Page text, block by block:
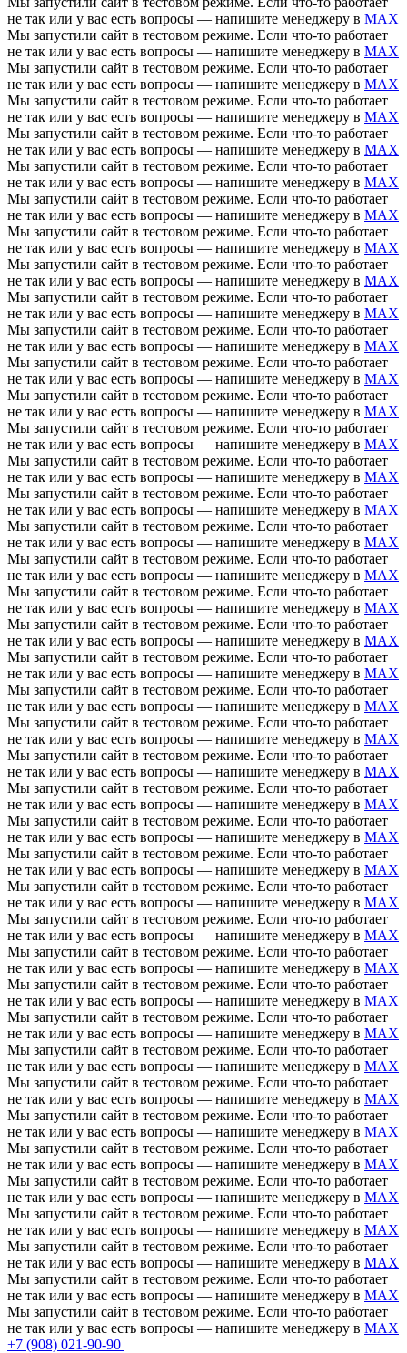
не так или у вас есть вопросы — напишите менеджеру в MAX
Мы запустили сайт в тестовом режиме. Если что-то работает
не так или у вас есть вопросы — напишите менеджеру в MAX
Мы запустили сайт в тестовом режиме. Если что-то работает
не так или у вас есть вопросы — напишите менеджеру в MAX
Мы запустили сайт в тестовом режиме. Если что-то работает
не так или у вас есть вопросы — напишите менеджеру в MAX
Мы запустили сайт в тестовом режиме. Если что-то работает
не так или у вас есть вопросы — напишите менеджеру в MAX
Мы запустили сайт в тестовом режиме. Если что-то работает
не так или у вас есть вопросы — напишите менеджеру в MAX
Мы запустили сайт в тестовом режиме. Если что-то работает
не так или у вас есть вопросы — напишите менеджеру в MAX
Мы запустили сайт в тестовом режиме. Если что-то работает
не так или у вас есть вопросы — напишите менеджеру в MAX
Мы запустили сайт в тестовом режиме. Если что-то работает
не так или у вас есть вопросы — напишите менеджеру в MAX
Мы запустили сайт в тестовом режиме. Если что-то работает
не так или у вас есть вопросы — напишите менеджеру в MAX
Мы запустили сайт в тестовом режиме. Если что-то работает
не так или у вас есть вопросы — напишите менеджеру в MAX
Мы запустили сайт в тестовом режиме. Если что-то работает
не так или у вас есть вопросы — напишите менеджеру в MAX
Мы запустили сайт в тестовом режиме. Если что-то работает
не так или у вас есть вопросы — напишите менеджеру в MAX
Мы запустили сайт в тестовом режиме. Если что-то работает
не так или у вас есть вопросы — напишите менеджеру в MAX
Мы запустили сайт в тестовом режиме. Если что-то работает
не так или у вас есть вопросы — напишите менеджеру в MAX
Мы запустили сайт в тестовом режиме. Если что-то работает
не так или у вас есть вопросы — напишите менеджеру в MAX
Мы запустили сайт в тестовом режиме. Если что-то работает
не так или у вас есть вопросы — напишите менеджеру в MAX
Мы запустили сайт в тестовом режиме. Если что-то работает
не так или у вас есть вопросы — напишите менеджеру в MAX
Мы запустили сайт в тестовом режиме. Если что-то работает
не так или у вас есть вопросы — напишите менеджеру в MAX
Мы запустили сайт в тестовом режиме. Если что-то работает
не так или у вас есть вопросы — напишите менеджеру в MAX
Мы запустили сайт в тестовом режиме. Если что-то работает
не так или у вас есть вопросы — напишите менеджеру в MAX
Мы запустили сайт в тестовом режиме. Если что-то работает
не так или у вас есть вопросы — напишите менеджеру в MAX
Мы запустили сайт в тестовом режиме. Если что-то работает
не так или у вас есть вопросы — напишите менеджеру в MAX
Мы запустили сайт в тестовом режиме. Если что-то работает
не так или у вас есть вопросы — напишите менеджеру в MAX
Мы запустили сайт в тестовом режиме. Если что-то работает
не так или у вас есть вопросы — напишите менеджеру в MAX
Мы запустили сайт в тестовом режиме. Если что-то работает
не так или у вас есть вопросы — напишите менеджеру в MAX
Мы запустили сайт в тестовом режиме. Если что-то работает
не так или у вас есть вопросы — напишите менеджеру в MAX
Мы запустили сайт в тестовом режиме. Если что-то работает
не так или у вас есть вопросы — напишите менеджеру в MAX
Мы запустили сайт в тестовом режиме. Если что-то работает
не так или у вас есть вопросы — напишите менеджеру в MAX
Мы запустили сайт в тестовом режиме. Если что-то работает
не так или у вас есть вопросы — напишите менеджеру в MAX
Мы запустили сайт в тестовом режиме. Если что-то работает
не так или у вас есть вопросы — напишите менеджеру в MAX
Мы запустили сайт в тестовом режиме. Если что-то работает
не так или у вас есть вопросы — напишите менеджеру в MAX
Мы запустили сайт в тестовом режиме. Если что-то работает
не так или у вас есть вопросы — напишите менеджеру в MAX
Мы запустили сайт в тестовом режиме. Если что-то работает
не так или у вас есть вопросы — напишите менеджеру в MAX
Мы запустили сайт в тестовом режиме. Если что-то работает
не так или у вас есть вопросы — напишите менеджеру в MAX
Мы запустили сайт в тестовом режиме. Если что-то работает
не так или у вас есть вопросы — напишите менеджеру в MAX
Мы запустили сайт в тестовом режиме. Если что-то работает
не так или у вас есть вопросы — напишите менеджеру в MAX
Мы запустили сайт в тестовом режиме. Если что-то работает
не так или у вас есть вопросы — напишите менеджеру в MAX
Мы запустили сайт в тестовом режиме. Если что-то работает
не так или у вас есть вопросы — напишите менеджеру в MAX
Мы запустили сайт в тестовом режиме. Если что-то работает
не так или у вас есть вопросы — напишите менеджеру в MAX
Мы запустили сайт в тестовом режиме. Если что-то работает
не так или у вас есть вопросы — напишите менеджеру в MAX
+7 (908) 021-90-90